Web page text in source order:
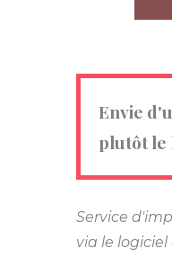
Envie
plutôt le
Service
via le